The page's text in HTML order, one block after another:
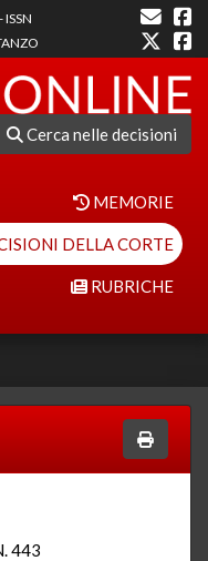
- ISSN
Cerca nelle decisioni
MEMORIE
DELLA CORTE
RUBRICHE
443